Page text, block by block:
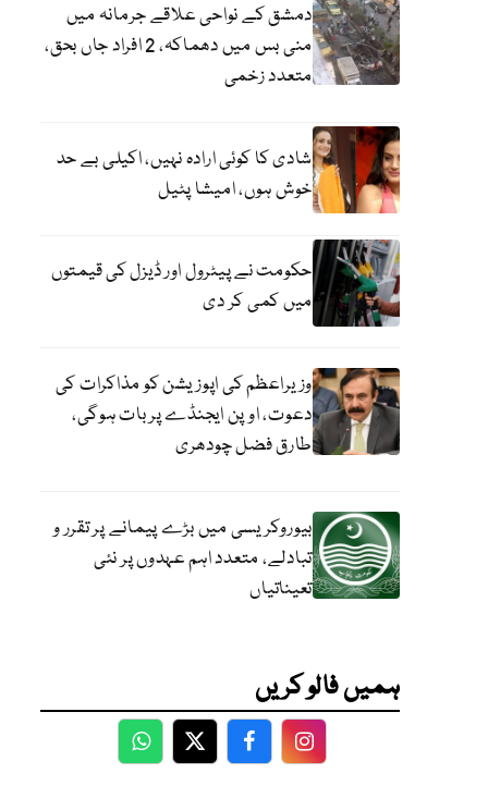
دمشق کے نواحی علاقے جرمانہ میں
منی بس میں دھماکہ، 2 افراد جاں بحق،
متعدد زخمی
شادی کا کوئی ارادہ نہیں، اکیلی بے حد
خوش ہوں، امیشا پٹیل
حکومت نے پیٹرول اور ڈیزل کی قیمتوں
میں کمی کر دی
وزیراعظم کی اپوزیشن کو مذاکرات کی
دعوت، اوپن ایجنڈے پر بات ہوگی،
طارق فضل چودھری
بیوروکریسی میں بڑے پیمانے پر تقرر و
تبادلے، متعدد اہم عہدوں پر نئی
تعیناتیاں
ہمیں فالو کریں
WhatsApp
TwitterFacebookFacebook